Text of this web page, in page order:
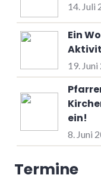
14. Juli
Ein
19.
ein!
8. Juni
Termine